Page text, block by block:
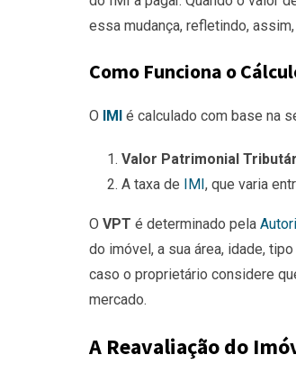
essa mudança, refletindo,
Como Funciona o
O IMI é calculado com base na
Valor Patrimonial
A taxa de IMI, que varia
O VPT é determinado pela
do imóvel, a sua área, idade,
caso o proprietário considere
mercado.
A Reavaliação do